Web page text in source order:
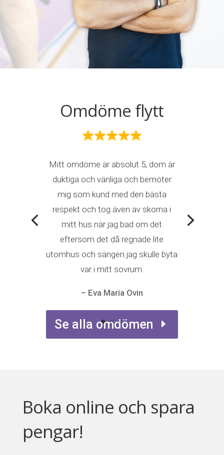
Omdöme flytt
Mitt omdöme är absolut 5, dom är
duktiga och vänliga och bemöter
mig som kund med den bästa
respekt och tog även av skorna i
mitt hus när jag bad om det
eftersom det då regnade lite
utomhus och sängen jag skulle byta
var i mitt sovrum.
– Eva Maria Ovin
Se alla omdömen
Boka online och spara
pengar!